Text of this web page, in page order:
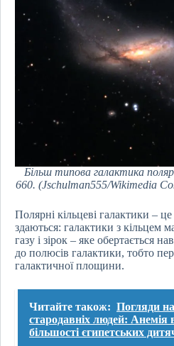
Більш типова галактика
660. (Jschulman555/Wikimedia
Полярні кільцеві галактики –
здаються: галактики з кільцем
газу і зірок – яке обертається
до полюсів галактики, тобто
галактичної площини.
Читайте також: Погляди
стародавніх людей: Анемія
більшості єгипетських